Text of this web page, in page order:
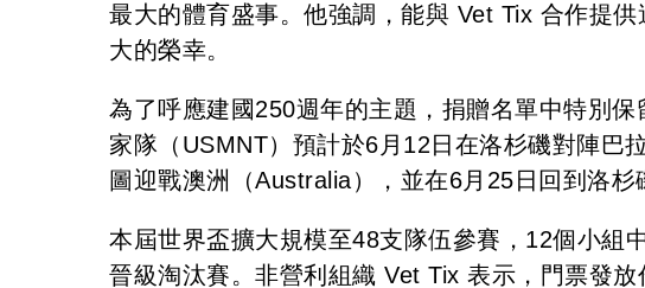
最大的體育盛事。他強調，能與 Vet Tix 合作提
大的榮幸。
為了呼應建國250週年的主題，捐贈名單中特別
家隊（USMNT）預計於6月12日在洛杉磯對陣巴
圖迎戰澳洲（Australia），並在6月25日回到洛杉
本屆世界盃擴大規模至48支隊伍參賽，12個小組
晉級淘汰賽。非營利組織 Vet Tix 表示，門票發